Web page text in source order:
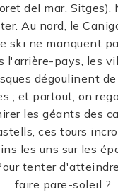
del mar, Sitges).
Au nord, le
ski ne manquent
l'arrière-pays, les
dégoulinent
; et partout, on
les géants des
ces tours
les uns sur les
tenter
faire pare-soleil ?